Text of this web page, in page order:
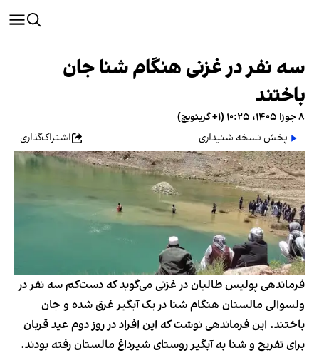
سه نفر در غزنی هنگام شنا جان
باختند
۸ جوزا ۱۴۰۵، ۱۰:۲۵ (‎+۱ گرینویچ)
پخش نسخه شنیداری
اشتراک‌گذاری
فرماندهی پولیس طالبان در غزنی می‌گوید که دست‌کم سه نفر در
ولسوالی مالستان هنگام شنا در یک آبگیر غرق شده و جان
باختند. این فرماندهی نوشت که این افراد در روز دوم عید قربان
برای تفریح و شنا به آبگیر روستای شیرداغ مالستان رفته‌ بودند.